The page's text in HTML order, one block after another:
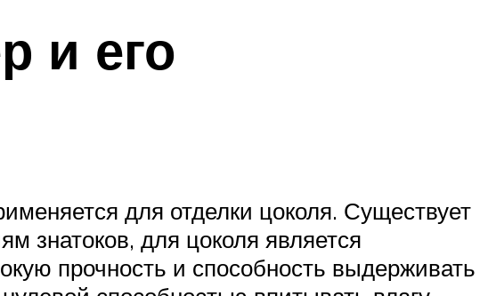
и его
для отделки цоколя. Существует
знатоков, для цоколя является
прочность и способность выдерживать